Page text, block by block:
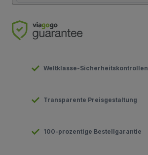
Weltklasse-Sicherheitskontrollen
Transparente Preisgestaltung
100-prozentige Bestellgarantie